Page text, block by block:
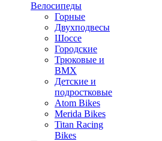
Велосипеды
Горные
Двухподвесы
Шоссе
Городские
Трюковые и
BMX
Детские и
подростковые
Atom Bikes
Merida Bikes
Titan Racing
Bikes